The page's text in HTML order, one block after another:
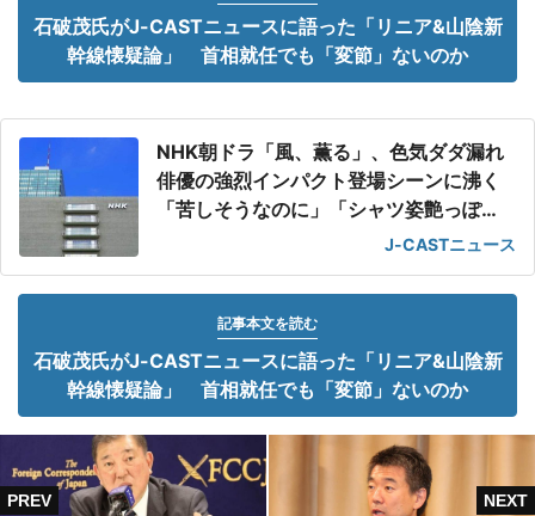
石破茂氏がJ-CASTニュースに語った「リニア&山陰新
幹線懐疑論」 首相就任でも「変節」ないのか
NHK朝ドラ「風、薫る」、色気ダダ漏れ
俳優の強烈インパクト登場シーンに沸く
「苦しそうなのに」「シャツ姿艶っぽ
J-CASTニュース
記事本文を読む
石破茂氏がJ-CASTニュースに語った「リニア&山陰新
幹線懐疑論」 首相就任でも「変節」ないのか